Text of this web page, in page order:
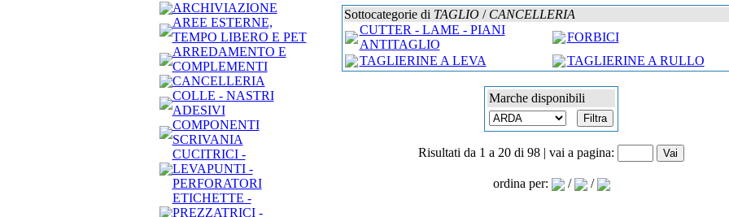
ARCHIVIAZIONE
AREE ESTERNE,
TEMPO LIBERO E PET
ARREDAMENTO E
COMPLEMENTI
CANCELLERIA
COLLE - NASTRI
ADESIVI
COMPONENTI
SCRIVANIA
CUCITRICI -
LEVAPUNTI -
PERFORATORI
ETICHETTE -
PREZZATRICI -
Sottocategorie di TAGLIO/ CANCELLERIA
CUTTER - LAME - PIANI
ANTITAGLIO
FORBICI
TAGLIERINE A LEVA
TAGLIERINE A RULLO
Marche disponibili
Risultati da 1 a 20 di 98 | vai a pagina:
ordina per: / /